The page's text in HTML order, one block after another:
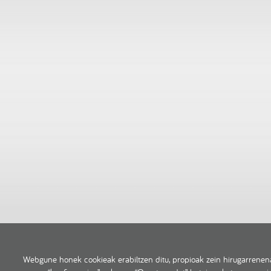
Webgune honek cookieak erabiltzen ditu, propioak zein